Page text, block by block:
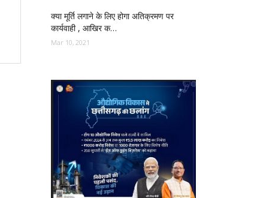
क्या मूर्ति लगाने के लिए होगा अतिक्रमण पर
कार्यवाही , आखिर क…
Mar 10, 2021